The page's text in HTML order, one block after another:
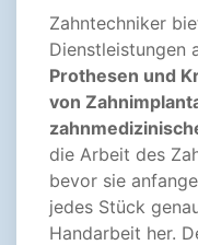
Zahntechniker
Dienstleistungen
Prothesen und
von
die Arbeit des
bevor sie
jedes Stück
Handarbeit her.